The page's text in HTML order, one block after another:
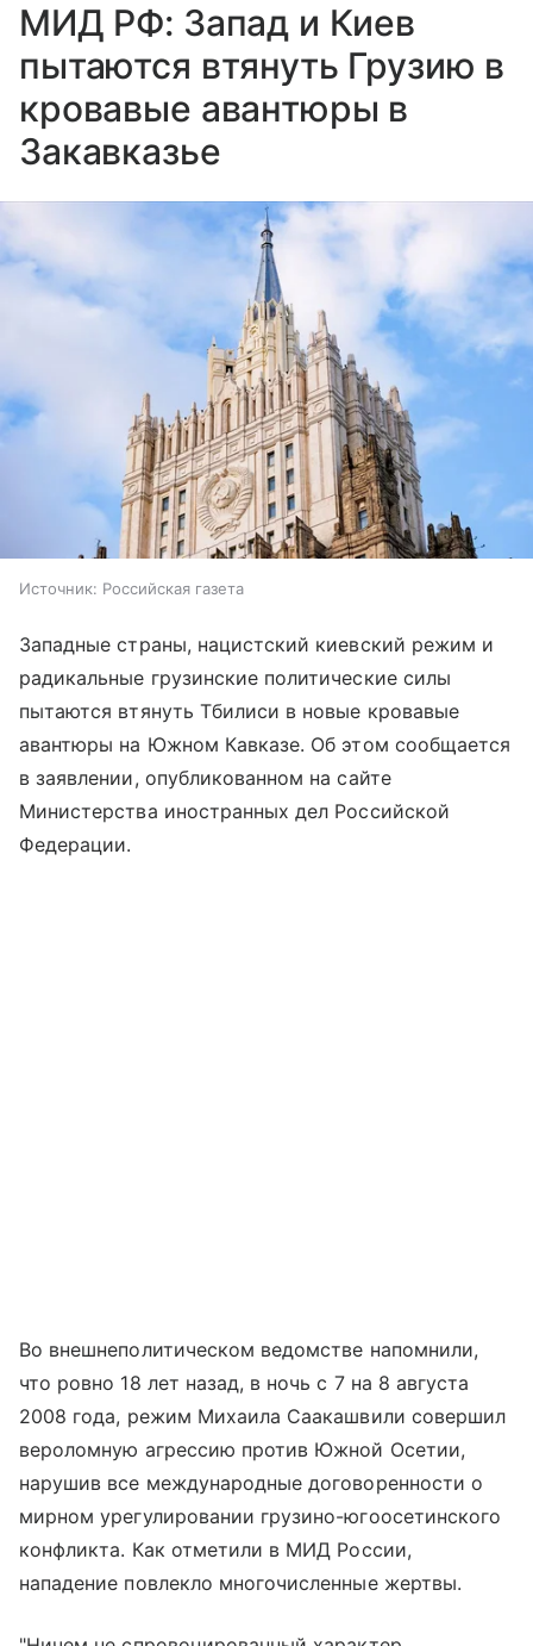
МИД РФ: Запад и Киев
пытаются втянуть Грузию в
кровавые авантюры в
Закавказье
Источник: Российская газета
Западные страны, нацистский киевский режим и
радикальные грузинские политические силы
пытаются втянуть Тбилиси в новые кровавые
авантюры на Южном Кавказе. Об этом сообщается
в заявлении, опубликованном на сайте
Министерства иностранных дел Российской
Федерации.
Во внешнеполитическом ведомстве напомнили,
что ровно 18 лет назад, в ночь с 7 на 8 августа
2008 года, режим Михаила Саакашвили совершил
вероломную агрессию против Южной Осетии,
нарушив все международные договоренности о
мирном урегулировании грузино-югоосетинского
конфликта. Как отметили в МИД России,
нападение повлекло многочисленные жертвы.